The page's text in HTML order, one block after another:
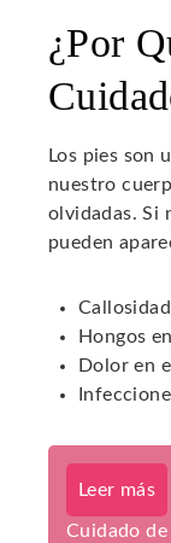
¿Por
Los pies son
nuestro
olvidadas. Si
pueden
Hongos
Dolor en
Leer más
Cuidado